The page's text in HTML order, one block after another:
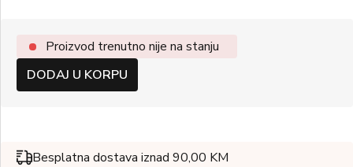
Proizvod trenutno nije na stanju
DODAJ U KORPU
Besplatna dostava iznad 90,00 KM